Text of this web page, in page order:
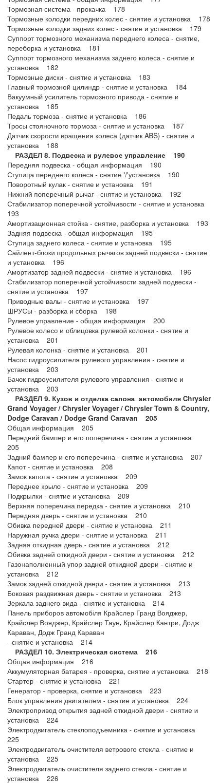
Тормозная система - прокачка 178
Тормозные колодки передних колес - снятие и установка 178
Тормозные колодки задних колес - снятие и установка 179
Суппорт тормозного механизма переднего колеса - снятие,
переборка и установка 181
Суппорт тормозного механизма заднего колеса - снятие и
установка 182
Тормозные диски - снятие и установка 183
Главный тормозной цилиндр - снятие и установка 184
Вакуумный усилитель тормозного привода - снятие и
установка 185
Педаль тормоза - снятие и установка 186
Тросы стояночного тормоза - снятие и установка 187
Датчик скорости вращения колеса (датчик ABS) - снятие и
установка 188
РАЗДЕЛ 8. Подвеска и рулевое управление 190
Передняя подвеска - общая информация 190
Ступица переднего колеса - снятие '/'установка 190
Поворотный кулак - снятие и установка 191
Нижний поперечный рычаг - снятие и установка 192
Стабилизатор поперечной устойчивости - снятие и установка
193
Амортизационная стойка - снятие, разборка и установка 193
Задняя подвеска - общая информация 195
Ступица заднего колеса - снятие и установка 195
Сайлент-блоки продольных рычагов задней подвески - снятие
и установка 196
Амортизатор задней подвески - снятие и установка 196
Стабилизатор поперечной устойчивости задней подвески -
снятие и установка 197
Приводные валы - снятие и установка 197
ШРУСы - разборка и сборка 198
Рулевое управление - общая информация 200
Рулевое колесо и облицовка рулевой колонки - снятие и
установка 201
Рулевая колонка - снятие и установка 201
Насос гидроусилителя рулевого управления - снятие и
установка 203
Бачок гидроусилителя рулевого управления - снятие и
установка 203
РАЗДЕЛ 9. Кузов и отделка салона автомобиля Chrysler
Grand Voyager / Chrysler Voyager / Chrysler Town & Country,
Dodge Caravan / Dodge Grand Caravan 205
Общая информация 205
Передний бампер и его поперечина - снятие и установка
205
Задний бампер и его поперечина - снятие и установка 207
Капот - снятие и установка 208
Замок капота - снятие и установка 209
Переднее крыло - снятие и установка 209
Подкрылки - снятие и установка 209
Верхняя поперечина передка - снятие и установка 210
Передняя дверь - снятие и установка 210
Обивка передней двери - снятие и установка 211
Наружная ручка двери - снятие и установка 211
Задняя откидная дверь - снятие и установка 212
Обивка задней откидной двери - снятие и установка 212
Газонаполненный упор задней откидной двери - снятие и
установка 212
Замок задней откидной двери - снятие и установка 213
Боковая раздвижная дверь - снятие и установка 213
Зеркала заднего вида - снятие и установка 214
Панель приборов автомобіля Крайслер Гранд Вояджер,
Крайслер Вояджер, Крайслер Таун, Крайслер Кантри, Додж
Караван, Додж Гранд Караван
- снятие и установка 214
РАЗДЕЛ 10. Электрическая система 216
Общая информация 216
Аккумуляторная батарея - проверка, снятие и установка 218
Стартер - снятие и установка 221
Генератор - проверка, снятие и установка 223
Блок управления двигателем - снятие и установка 224
Электропривод открытия задней откидной двери - снятие и
установка 224
Электродвигатель стеклоподъемника - снятие и установка
225
Электродвигатель очистителя ветрового стекла - снятие и
установка 225
Электродвигатель очистителя заднего стекла - снятие и
установка 226